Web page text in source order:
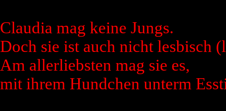
Claudia mag keine Jungs.
Doch sie ist auch nicht lesbisch
Am allerliebsten mag sie es,
mit ihrem Hundchen unterm